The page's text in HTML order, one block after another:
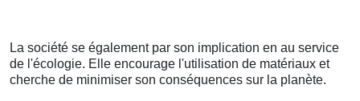
La société se également par son implication en au service
de l'écologie. Elle encourage l'utilisation de matériaux et
cherche de minimiser son conséquences sur la planète.